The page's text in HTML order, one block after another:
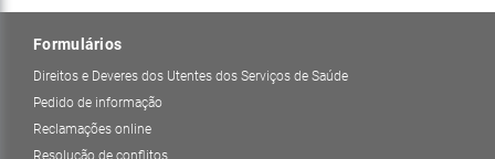
Formulários
Direitos e Deveres dos Utentes dos Serviços de Saúde
Pedido de informação
Reclamações online
Resolução de conflitos